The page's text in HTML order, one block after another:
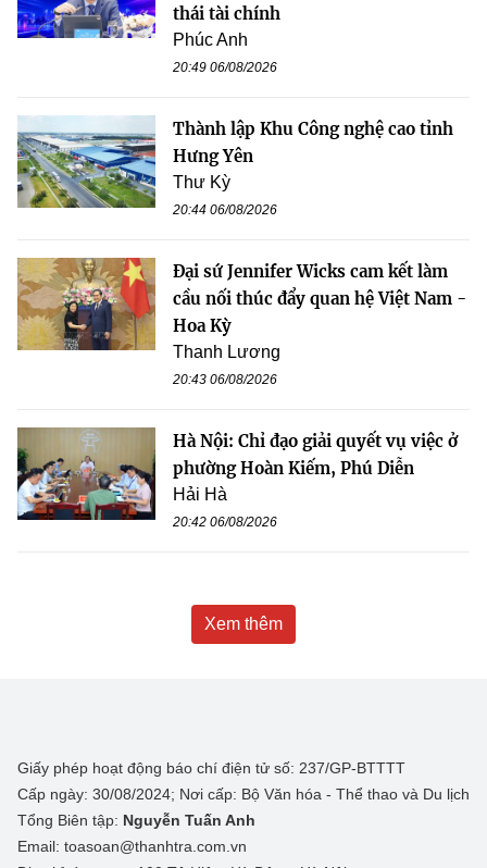
thái tài chính
Phúc Anh
20:49 06/08/2026
Thành lập Khu Công nghệ cao tỉnh
Hưng Yên
Thư Kỳ
20:44 06/08/2026
Đại sứ Jennifer Wicks cam kết làm
cầu nối thúc đẩy quan hệ Việt Nam -
Hoa Kỳ
Thanh Lương
20:43 06/08/2026
Hà Nội: Chỉ đạo giải quyết vụ việc ở
phường Hoàn Kiếm, Phú Diễn
Hải Hà
20:42 06/08/2026
Xem thêm
Giấy phép hoạt động báo chí điện tử số: 237/GP-BTTTT
Cấp ngày: 30/08/2024; Nơi cấp: Bộ Văn hóa - Thể thao và Du lịch
Tổng Biên tập: Nguyễn Tuấn Anh
Email: toasoan@thanhtra.com.vn